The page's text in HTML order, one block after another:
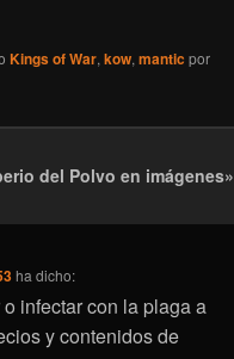
Kings of War, kow, mantic por
del Polvo en imágenes»
ha dicho:
infectar con la plaga a
y contenidos de